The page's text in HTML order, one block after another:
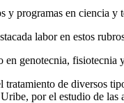
programas en ciencia y
labor en estos
genotecnia,
de diversos
por el estudio de las